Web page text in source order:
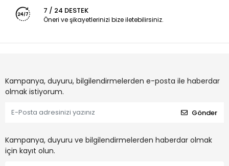
7 / 24 DESTEK
Öneri ve şikayetlerinizi bize iletebilirsiniz.
Kampanya, duyuru, bilgilendirmelerden e-posta ile haberdar
olmak istiyorum.
Gönder
Kampanya, duyuru ve bilgilendirmelerden haberdar olmak
için kayıt olun.